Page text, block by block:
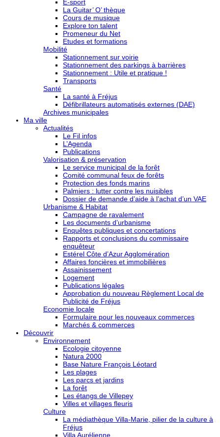
E-sport
La Guitar’ O’ thèque
Cours de musique
Explore ton talent
Promeneur du Net
Etudes et formations
Mobilité
Stationnement sur voirie
Stationnement des parkings à barrières
Stationnement : Utile et pratique !
Transports
Santé
La santé à Fréjus
Défibrillateurs automatisés externes (DAE)
Archives municipales
Ma ville
Actualités
Le Fil infos
L’Agenda
Publications
Valorisation & préservation
Le service municipal de la forêt
Comité communal feux de forêts
Protection des fonds marins
Palmiers : lutter contre les nuisibles
Dossier de demande d’aide à l’achat d’un VAE
Urbanisme & Habitat
Campagne de ravalement
Les documents d’urbanisme
Enquêtes publiques et concertations
Rapports et conclusions du commissaire
enquêteur
Estérel Côte d’Azur Agglomération
Affaires foncières et immobilières
Assainissement
Logement
Publications légales
Approbation du nouveau Règlement Local de
Publicité de Fréjus
Economie locale
Formulaire pour les nouveaux commerces
Marchés & commerces
Découvrir
Environnement
Ecologie citoyenne
Natura 2000
Base Nature François Léotard
Les plages
Les parcs et jardins
La forêt
Les étangs de Villepey
Villes et villages fleuris
Culture
La médiathèque Villa-Marie, pilier de la culture à
Fréjus
Villa Aurélienne